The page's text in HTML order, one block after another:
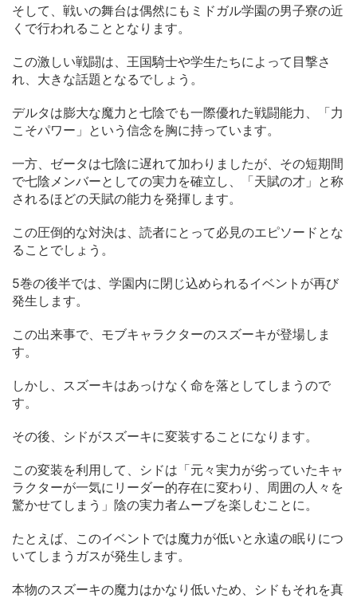
そして、戦いの舞台は偶然にもミドガル学園の男子寮の近
くで行われることとなります。
この激しい戦闘は、王国騎士や学生たちによって目撃さ
れ、大きな話題となるでしょう。
デルタは膨大な魔力と七陰でも一際優れた戦闘能力、「力
こそパワー」という信念を胸に持っています。
一方、ゼータは七陰に遅れて加わりましたが、その短期間
で七陰メンバーとしての実力を確立し、「天賦の才」と称
されるほどの天賦の能力を発揮します。
この圧倒的な対決は、読者にとって必見のエピソードとな
ることでしょう。
5巻の後半では、学園内に閉じ込められるイベントが再び
発生します。
この出来事で、モブキャラクターのスズーキが登場しま
す。
しかし、スズーキはあっけなく命を落としてしまうので
す。
その後、シドがスズーキに変装することになります。
この変装を利用して、シドは「元々実力が劣っていたキャ
ラクターが一気にリーダー的存在に変わり、周囲の人々を
驚かせてしまう」陰の実力者ムーブを楽しむことに。
たとえば、このイベントでは魔力が低いと永遠の眠りにつ
いてしまうガスが発生します。
本物のスズーキの魔力はかなり低いため、シドもそれを真